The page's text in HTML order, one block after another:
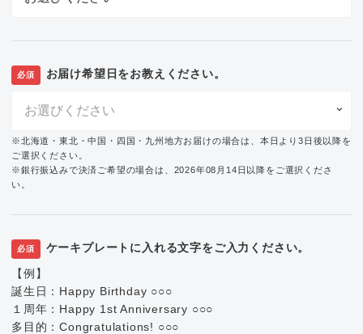
必須 お届け希望日をお教えください。
※北海道・東北・中国・四国・九州地方お届けの場合は、本日より3日後以降を
ご選択ください。
※銀行振込みで決済ご希望の場合は、2026年08月14日以降をご選択くださ
い。
必須
ケーキプレートに入れる文字をご入力ください。
【例】
誕生日：Happy Birthday ○○○
１周年：Happy 1st Anniversary ○○○
多目的：Congratulations! ○○○